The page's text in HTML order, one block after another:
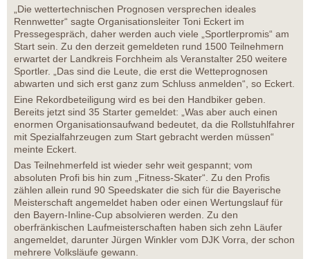
„Die wettertechnischen Prognosen versprechen ideales
Rennwetter“ sagte Organisationsleiter Toni Eckert im
Pressegespräch, daher werden auch viele „Sportlerpromis“ am
Start sein. Zu den derzeit gemeldeten rund 1500 Teilnehmern
erwartet der Landkreis Forchheim als Veranstalter 250 weitere
Sportler. „Das sind die Leute, die erst die Wetteprognosen
abwarten und sich erst ganz zum Schluss anmelden“, so Eckert.
Eine Rekordbeteiligung wird es bei den Handbiker geben.
Bereits jetzt sind 35 Starter gemeldet: „Was aber auch einen
enormen Organisationsaufwand bedeutet, da die Rollstuhlfahrer
mit Spezialfahrzeugen zum Start gebracht werden müssen“
meinte Eckert.
Das Teilnehmerfeld ist wieder sehr weit gespannt; vom
absoluten Profi bis hin zum „Fitness-Skater“. Zu den Profis
zählen allein rund 90 Speedskater die sich für die Bayerische
Meisterschaft angemeldet haben oder einen Wertungslauf für
den Bayern-Inline-Cup absolvieren werden. Zu den
oberfränkischen Laufmeisterschaften haben sich zehn Läufer
angemeldet, darunter Jürgen Winkler vom DJK Vorra, der schon
mehrere Volksläufe gewann.